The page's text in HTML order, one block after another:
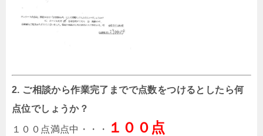
2. ご相談から作業完了までで点数をつけるとしたら何
点位でしょうか？
１００点満点中・・・ １００点